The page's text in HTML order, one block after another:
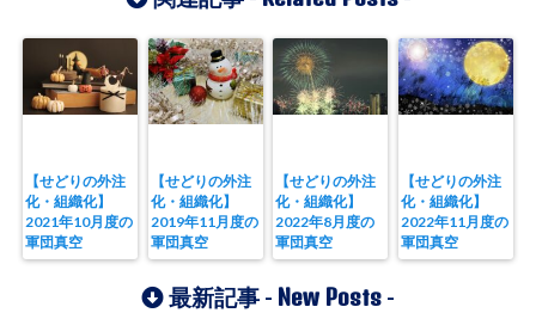
【せどりの外注
化・組織化】
2021年10月度の
軍団真空
【せどりの外注
化・組織化】
2019年11月度の
軍団真空
【せどりの外注
化・組織化】
2022年8月度の
軍団真空
【せどりの外注
化・組織化】
2022年11月度の
軍団真空
最新記事 - New Posts -